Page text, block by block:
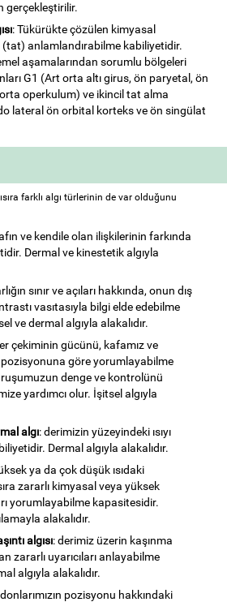
gerçekleştirilir.
: Tükürükte çözülen kimyasal
anlamlandırabilme kabiliyetidir.
aşamalarından sorumlu bölgeleri
G1 (Art orta altı girus, ön paryetal, ön
operkulum) ve ikincil tat alma
lateral ön orbital korteks ve ön singülat
farklı algı türlerinin de var olduğunu
ve kendile olan ilişkilerinin farkında
Dermal ve kinestetik algıyla
sınır ve açıları hakkında, onun dış
vasıtasıyla bilgi elde edebilme
ve dermal algıyla alakalıdır.
çekiminin gücünü, kafamız ve
göre yorumlayabilme
denge ve kontrolünü
yardımcı olur. İşitsel algıyla
algı: derimizin yüzeyindeki ısıyı
Dermal algıyla alakalıdır.
ya da çok düşük ısıdaki
zararlı kimyasal veya yüksek
yorumlayabilme kapasitesidir.
alakalıdır.
algısı: derimiz üzerin kaşınma
zararlı uyarıcıları anlayabilme
algıyla alakalıdır.
pozisyonu hakkındaki